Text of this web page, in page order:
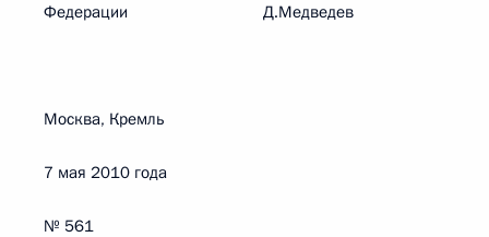
Федерации Д.Медведев
Москва, Кремль
7 мая 2010 года
№ 561